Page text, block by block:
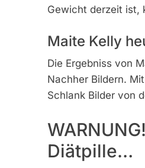
Gewicht derzeit ist,
Maite Kelly
Die Ergebniss von
Nachher Bildern.
Schlank Bilder von
Diätpille…